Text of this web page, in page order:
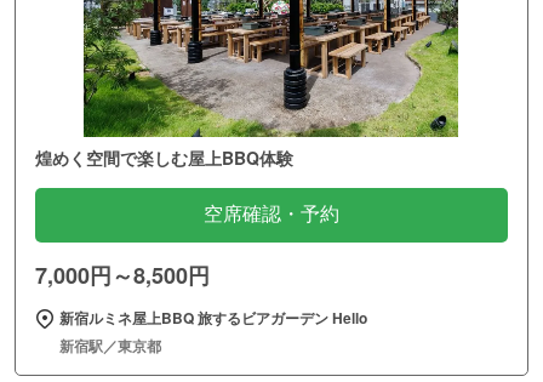
煌めく空間で楽しむ屋上BBQ体験
空席確認・予約
7,000円～8,500円
新宿ルミネ屋上BBQ 旅するビアガーデン Hello
新宿駅／東京都